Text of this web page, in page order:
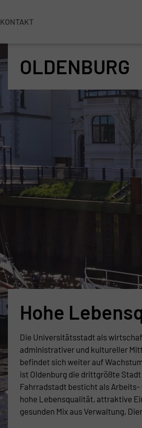
KONTAKT
OLDENBURG
Hohe
Die Universitätsstadt als
administrativer und kultureller
befindet sich weiter auf
ist Oldenburg die drittgrößte
Fahrradstadt besticht als
hohe Lebensqualität, attraktive
gesunden Mix aus Verwaltung,